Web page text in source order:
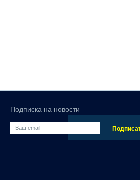
Подписка на новости